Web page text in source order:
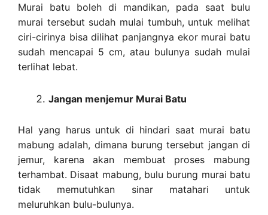
Murai batu boleh di mandikan, pada saat bulu
murai tersebut sudah mulai tumbuh, untuk melihat
ciri-cirinya bisa dilihat panjangnya ekor murai batu
sudah mencapai 5 cm, atau bulunya sudah mulai
terlihat lebat.
Jangan menjemur Murai Batu
Hal yang harus untuk di hindari saat murai batu
mabung adalah, dimana burung tersebut jangan di
jemur, karena akan membuat proses mabung
terhambat. Disaat mabung, bulu burung murai batu
tidak memutuhkan sinar matahari untuk
meluruhkan bulu-bulunya.